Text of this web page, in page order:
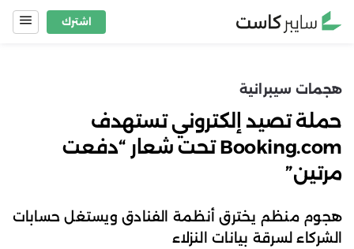
Skip
اشترك
هجمات سيبرانية
حملة تصيد إلكتروني تستهدف
Booking.com تحت شعار “دفعت
مرتين”
هجوم منظم يخترق أنظمة الفنادق ويستغل حسابات
الشركاء لسرقة بيانات النزلاء